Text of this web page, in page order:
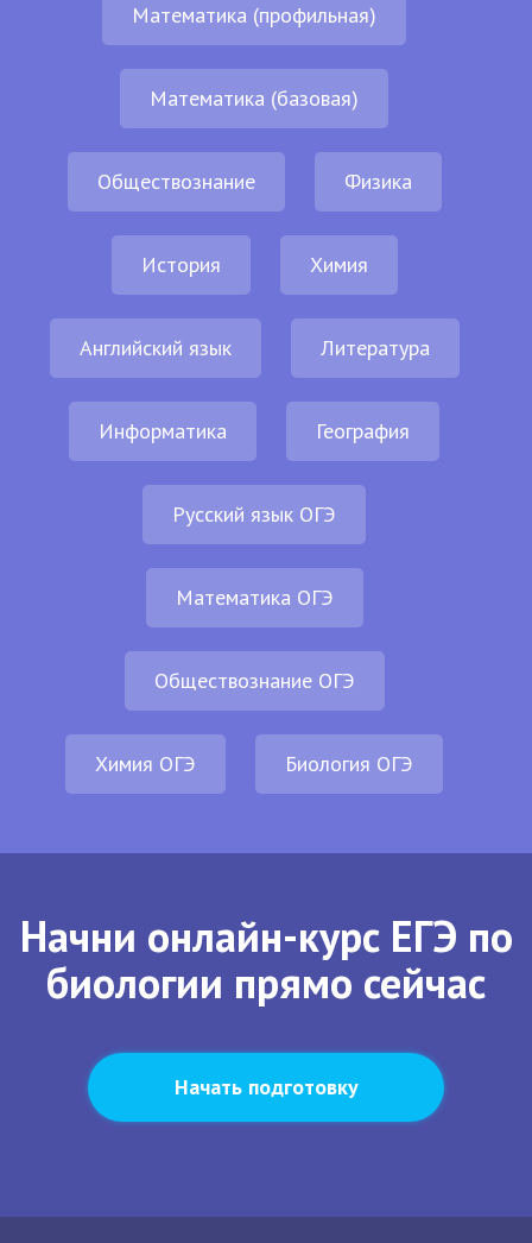
Математика (профильная)
Математика (базовая)
Обществознание Физика
История Химия
Английский язык Литература
Информатика География
Русский язык ОГЭ
Математика ОГЭ
Обществознание ОГЭ
Химия ОГЭ Биология ОГЭ
Начни онлайн-курс ЕГЭ по
биологии прямо сейчас
Начать подготовку